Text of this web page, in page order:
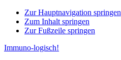
Zur Hauptnavigation springen
Zum Inhalt springen
Zur Fußzeile springen
Immuno-logisch!